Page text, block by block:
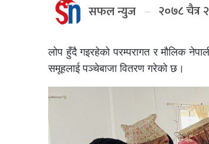
सफल न्युज २०७८ चैत्र
लोप हुँदै गइरहेको परम्परागत र मौलिक
समूहलाई पञ्चेबाजा वितरण गरेको छ।